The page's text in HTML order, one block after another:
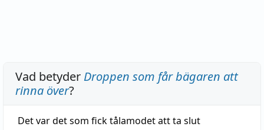
Vad betyder Droppen som får bägaren att
rinna över?
Det var det som fick tålamodet att ta slut